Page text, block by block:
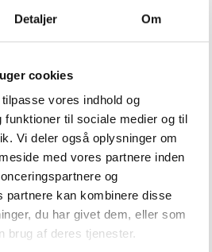
Detaljer Om
cookies
vores indhold og
funktioner til sociale medier og til
Vi deler også oplysninger om
med vores partnere inden
og
partnere kan kombinere disse
du har givet dem, eller som
brug af deres tjenester.
Læs mere